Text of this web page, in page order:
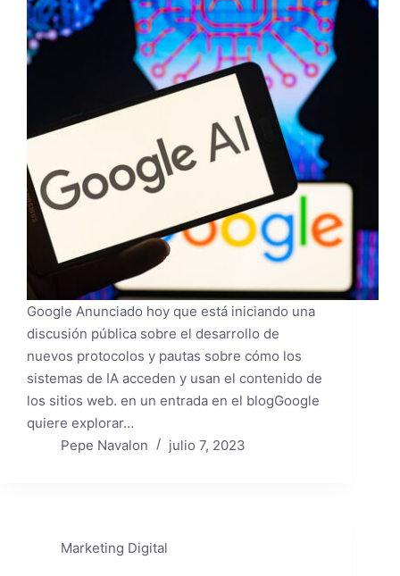
Google Anunciado hoy que está iniciando una
discusión pública sobre el desarrollo de
nuevos protocolos y pautas sobre cómo los
sistemas de IA acceden y usan el contenido de
los sitios web. en un entrada en el blogGoogle
quiere explorar…
Pepe Navalon
julio 7, 2023
Marketing Digital